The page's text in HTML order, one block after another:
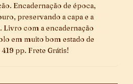
Encadernação de época,
preservando a capa e a
Livro com a encadernação
em muito bom estado de
pp. Frete Grátis!